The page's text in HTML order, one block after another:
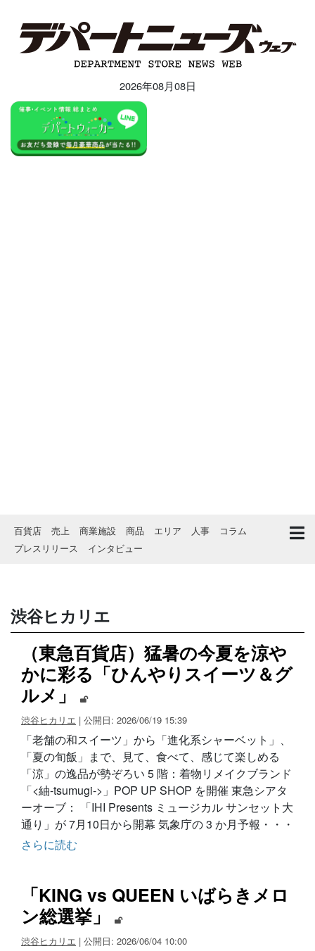
2026年08月08日
百貨店 売上 商業施設 商品 エリア 人事
コラム
プレスリリース
インタビュー
渋谷ヒカリエ
（東急百貨店）猛暑の今夏を涼や
かに彩る「ひんやりスイーツ＆グ
ルメ」
渋谷ヒカリエ | 公開日: 2026/06/19 15:39
「老舗の和スイーツ」から「進化系シャーベット」、
「夏の旬飯」まで、見て、食べて、感じて楽しめる
「涼」の逸品が勢ぞろい 5 階：着物リメイクブランド
「<紬-tsumugi->」POP UP SHOP を開催 東急シアタ
ーオーブ： 「IHI Presents ミュージカル サンセット大
通り」が 7月10日から開幕 気象庁の 3 か月予報・・・
さらに読む
「KING vs QUEEN いばらきメロ
ン総選挙」
渋谷ヒカリエ | 公開日: 2026/06/04 10:00